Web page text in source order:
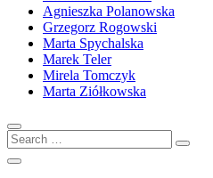
Agnieszka Polanowska
Grzegorz Rogowski
Marta Spychalska
Marek Teler
Mirela Tomczyk
Marta Ziółkowska
Search
…